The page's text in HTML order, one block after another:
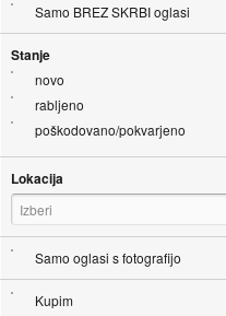
Samo BREZ SKRBI oglasi
Stanje
novo
rabljeno
poškodovano/pokvarjeno
Lokacija
Izberi
Samo oglasi s fotografijo
Kupim